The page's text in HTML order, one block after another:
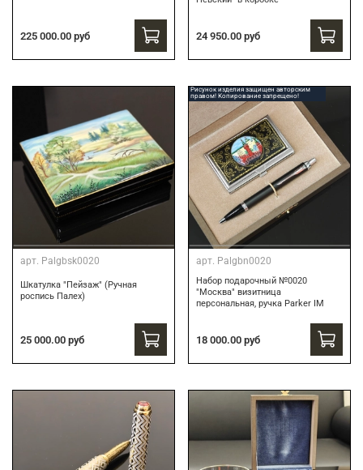
225 000.00 руб 24 950.00 руб
арт. Palgbsk0020
Шкатулка "Пейзаж" (Ручная
роспись Палех)
25 000.00 руб
Рисунок изделия защищен авторским
правом! Копирование запрещено!
арт. Palgbn0020
Набор подарочный №0020
"Москва" визитница
персональная, ручка Parker IM
18 000.00 руб